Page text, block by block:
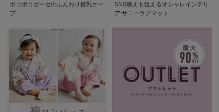
ポコポコガーゼのふんわり授乳ケー
プ
SNS映えも狙えるオシャレインテリ
ア!サニーラグマット